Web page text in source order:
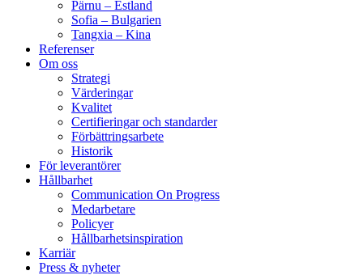
Pärnu – Estland
Sofia – Bulgarien
Tangxia – Kina
Referenser
Om oss
Strategi
Värderingar
Kvalitet
Certifieringar och standarder
Förbättringsarbete
Historik
För leverantörer
Hållbarhet
Communication On Progress
Medarbetare
Policyer
Hållbarhetsinspiration
Karriär
Press & nyheter